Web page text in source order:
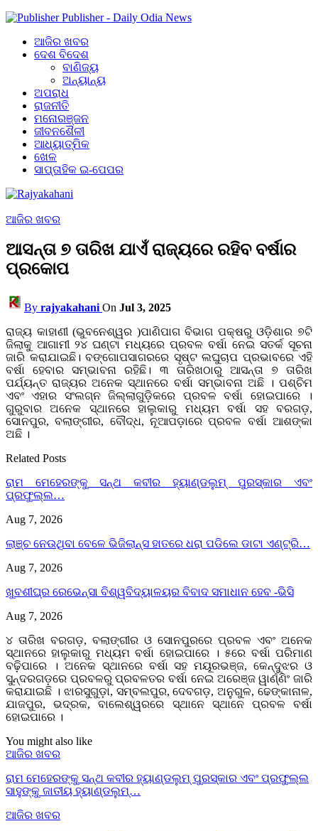
Publisher - Daily Odia News
ଆଜିର ଖବର
ଦେଶ ବିଦେଶ
ବାଣିଜ୍ୟ
ଅନ୍ୟାନ୍ୟ
ଅପରାଧ
ରାଜନୀତି
ମନୋରଞ୍ଜନ
ଜୀବନଶୈଳୀ
ଆଧ୍ୟାତ୍ମିକ
ଖେଳ
ସାପ୍ତାହିକ ଇ-ପେପର
ଆଜିର ଖବର
ଆସନ୍ତା ୭ ତାରିଖ ଯାଏଁ ରାଜ୍ୟରେ ରହିବ ବର୍ଷାର
ପ୍ରକୋପ
By rajyakahani On Jul 3, 2025
ରାଜ୍ୟ କାହାଣୀ (ଭୁବନେଶ୍ୱର )ପାଣିପାଗ ବିଭାଗ ପକ୍ଷରୁ ଓଡ଼ିଶାର ୭ଟି
ଜିଲାକୁ ଆଗାମୀ ୨୪ ଘଣ୍ଟା ମଧ୍ୟରେ ପ୍ରବଳ ବର୍ଷା ନେଇ ସତର୍କ ସୂଚନା
ଜାରି କରାଯାଇଛି। ବଙ୍ଗୋପସାଗରରେ ସୃଷ୍ଟ ଲଘୁଚାପ ପ୍ରଭାବରେ ଏହି
ବର୍ଷା ହେବାର ସମ୍ଭାବନା ରହିଛି। ୩ ତାରିଖଠାରୁ ଆସନ୍ତା ୭ ତାରିଖ
ପର୍ଯ୍ୟନ୍ତ ରାଜ୍ୟର ଅନେକ ସ୍ଥାନରେ ବର୍ଷା ସମ୍ଭାବନା ଅଛି । ପଶ୍ଚିମ
ଏବଂ ଏହାର ସଂଲଗ୍ନ ଜିଲ୍ଲାଗୁଡ଼ିକରେ ପ୍ରବଳ ବର୍ଷା ହୋଇପାରେ ।
ଗୁରୁବାର ଅନେକ ସ୍ଥାନରେ ହାଲୁକାରୁ ମଧ୍ୟମ ବର୍ଷା ସହ ବରଗଡ଼,
ସୋନପୁର, ବଲାଙ୍ଗୀର, ବୌଦ୍ଧ, ନୂଆପଡ଼ାରେ ପ୍ରବଳ ବର୍ଷା ଆଶଙ୍କା
ଅଛି ।
Related Posts
ରାମ ମେହେରଙ୍କୁ ସନ୍ଥ କବୀର ହ୍ୟାଣ୍ଡଲୁମ୍ ପୁରସ୍କାର ଏବଂ
ପ୍ରଫୁଲ୍ଲ…
Aug 7, 2026
ଲାଞ୍ଚ ନେଉଥିବା ବେଳେ ଭିଜିଲାନ୍ସ ହାତରେ ଧରା ପଡିଲେ ଡାଟା ଏଣ୍ଟ୍ରି…
Aug 7, 2026
ଖୁବଶୀଘ୍ର ରେଭେନ୍ସା ବିଶ୍ୱବିଦ୍ୟାଳୟର ବିବାଦ ସମାଧାନ ହେବ -ଭିସି
Aug 7, 2026
୪ ତାରିଖ ବରଗଡ଼, ବଲାଙ୍ଗୀର ଓ ସୋନପୁରରେ ପ୍ରବଳ ଏବଂ ଅନେକ
ସ୍ଥାନରେ ହାଲୁକାରୁ ମଧ୍ୟମ ବର୍ଷା ହୋଇପାରେ । ୫ରେ ବର୍ଷା ପରିମାଣ
ବଢ଼ିପାରେ । ଅନେକ ସ୍ଥାନରେ ବର୍ଷା ସହ ମୟୂରଭଞ୍ଜ, କେନ୍ଦୁଝର ଓ
ସୁନ୍ଦରଗଡ଼ରେ ପ୍ରବଳରୁ ପ୍ରବଳତର ବର୍ଷା ନେଇ ଅରେଞ୍ଜ ୱାର୍ଣ୍ଣିଂ ଜାରି
କରାଯାଇଛି । ଝାରସୁଗୁଡ଼ା, ସମ୍ବଲପୁର, ଦେବଗଡ଼, ଅନୁଗୁଳ, ଢେଙ୍କାନାଳ,
ଯାଜପୁର, ଭଦ୍ରକ, ବାଲେଶ୍ୱରରେ ସ୍ଥାନେ ସ୍ଥାନେ ପ୍ରବଳ ବର୍ଷା
ହୋଇପାରେ ।
You might also like
ଆଜିର ଖବର
ରାମ ମେହେରଙ୍କୁ ସନ୍ଥ କବୀର ହ୍ୟାଣ୍ଡଲୁମ୍ ପୁରସ୍କାର ଏବଂ ପ୍ରଫୁଲ୍ଲ
ସାହୁଙ୍କୁ ଜାତୀୟ ହ୍ୟାଣ୍ଡଲୁମ୍…
ଆଜିର ଖବର